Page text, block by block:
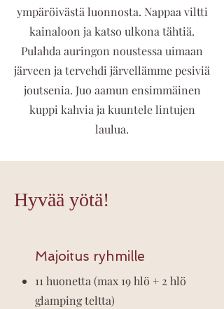
ympäröivästä luonnosta. Nappaa viltti
kainaloon ja katso ulkona tähtiä.
Pulahda auringon noustessa uimaan
järveen ja tervehdi järvellämme pesiviä
joutsenia. Juo aamun ensimmäinen
kuppi kahvia ja kuuntele lintujen
laulua.
Hyvää yötä!
Majoitus ryhmille
11 huonetta (max 19 hlö + 2 hlö
glamping teltta)